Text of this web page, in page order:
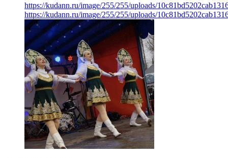
https://kudann.ru/image/255/255/uploads/
https://kudann.ru/image/255/255/uploads/